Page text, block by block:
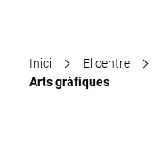
Inici El centre
Arts gràfiques